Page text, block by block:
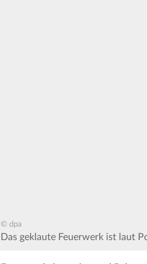
© dpa
Das geklaute Feuerwerk ist laut